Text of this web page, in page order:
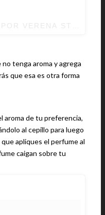
tenga aroma y agrega
que esa es otra forma
aroma de tu preferencia,
al cepillo para luego
apliques el perfume al
caigan sobre tu